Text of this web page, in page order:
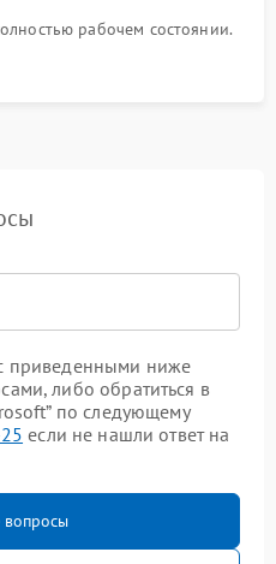
рабочем состоянии.
приведенными ниже
либо обратиться в
по следующему
если не нашли ответ на